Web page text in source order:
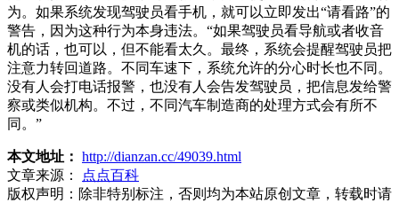
为。如果系统发现驾驶员看手机，就可以立即发出“请看路”的
警告，因为这种行为本身违法。“如果驾驶员看导航或者收音
机的话，也可以，但不能看太久。最终，系统会提醒驾驶员把
注意力转回道路。不同车速下，系统允许的分心时长也不同。
没有人会打电话报警，也没有人会告发驾驶员，把信息发给警
察或类似机构。不过，不同汽车制造商的处理方式会有所不
同。”
本文地址： http://dianzan.cc/49039.html
文章来源：
点点百科
版权声明： 除非特别标注，否则均为本站原创文章，转载时请